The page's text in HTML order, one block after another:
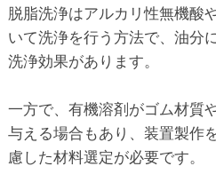
脱脂洗浄はアルカリ性無機酸
いて洗浄を行う方法で、油分
洗浄効果があります。
一方で、有機溶剤がゴム材質
与える場合もあり、装置製作
慮した材料選定が必要です。